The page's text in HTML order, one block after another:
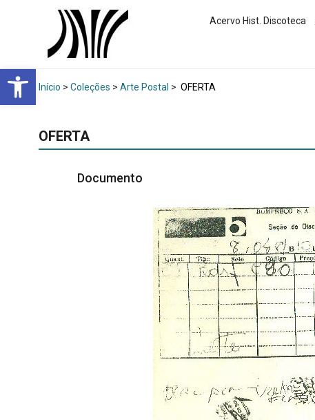
Abrir a barra de ferramentas
Acervo Hist. Discoteca
Início > Coleções > Arte Postal > OFERTA
OFERTA
Documento